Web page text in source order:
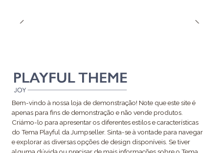
Bem-vindo à nossa loja de demonstração! Note que este site é
apenas para fins de demonstração e não vende produtos.
Criámo-lo para apresentar os diferentes estilos e características
do Tema Playful da Jumpseller. Sinta-se à vontade para navegar
e explorar as diversas opções de design disponíveis. Se tiver
alguma dúvida ou precisar de mais informações sobre o Tema